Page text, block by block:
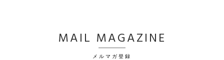
MAIL MAGAZINE
メルマガ登録